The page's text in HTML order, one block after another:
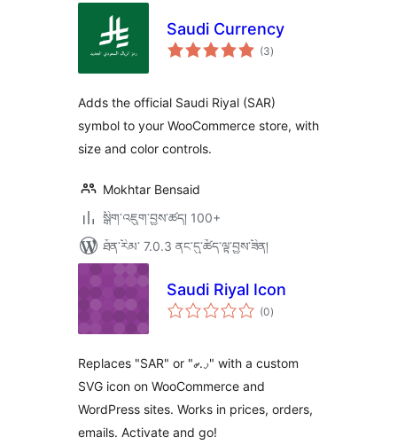
Saudi Currency
(3གདེང་
འཇོག་
)
Adds the official Saudi Riyal (SAR)
symbol to your WooCommerce store, with
size and color controls.
Mokhtar Bensaid
སྒྲིག་འཇུག་བྱས་ཚད། 100+
ཐོན་རིམ་ 7.0.3 ནང་དུ་ཚོད་ལྟ་བྱས་ཟིན།
Saudi Riyal Icon
(0གདེང་
འཇོག་
)
Replaces "SAR" or "ر.س" with a custom
SVG icon on WooCommerce and
WordPress sites. Works in prices, orders,
emails. Activate and go!